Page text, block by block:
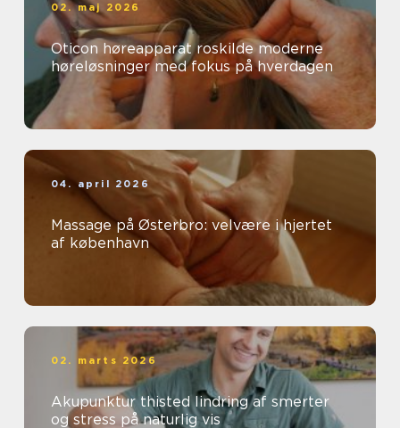
02. maj 2026
Oticon høreapparat roskilde moderne
høreløsninger med fokus på hverdagen
04. april 2026
Massage på Østerbro: velvære i hjertet
af københavn
02. marts 2026
Akupunktur thisted lindring af smerter
og stress på naturlig vis